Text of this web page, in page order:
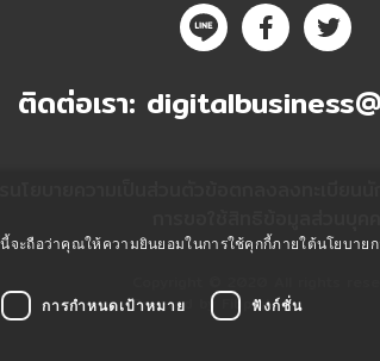
ติดต่อเรา:
Powered by Fibplat
จะถือว่าคุณให้ความยินยอมในการใช้คุกกี้ภายใต้นโยบาย
การกำหนดเป้าหมาย ฟังก์ชั่น